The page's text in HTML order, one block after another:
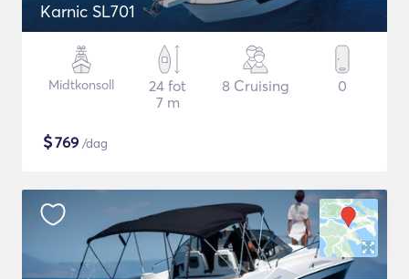
Karnic SL701
Midtkonsoll
24 fot
7 m
8 Cruising 0
$769 /dag